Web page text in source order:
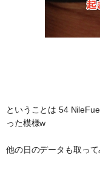
ということは 54
った模様w
他の日のデータも取って